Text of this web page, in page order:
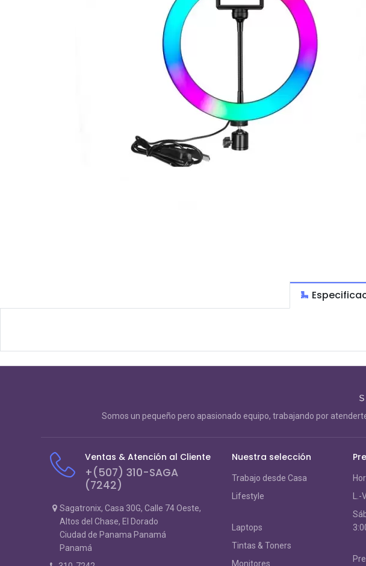
Somos un pequeño pero apasionado equipo, trabajando por
Ventas & Atención al Cliente
+(507) 310-SAGA
(7242)
Sagatronix, Casa 30G, Calle 74 Oeste,
Altos del Chase, El Dorado
Ciudad de Panama Panamá
Panamá
Nuestra selección
Trabajo desde Casa
Lifestyle
Laptops
Tintas & Toners
Monitores
S